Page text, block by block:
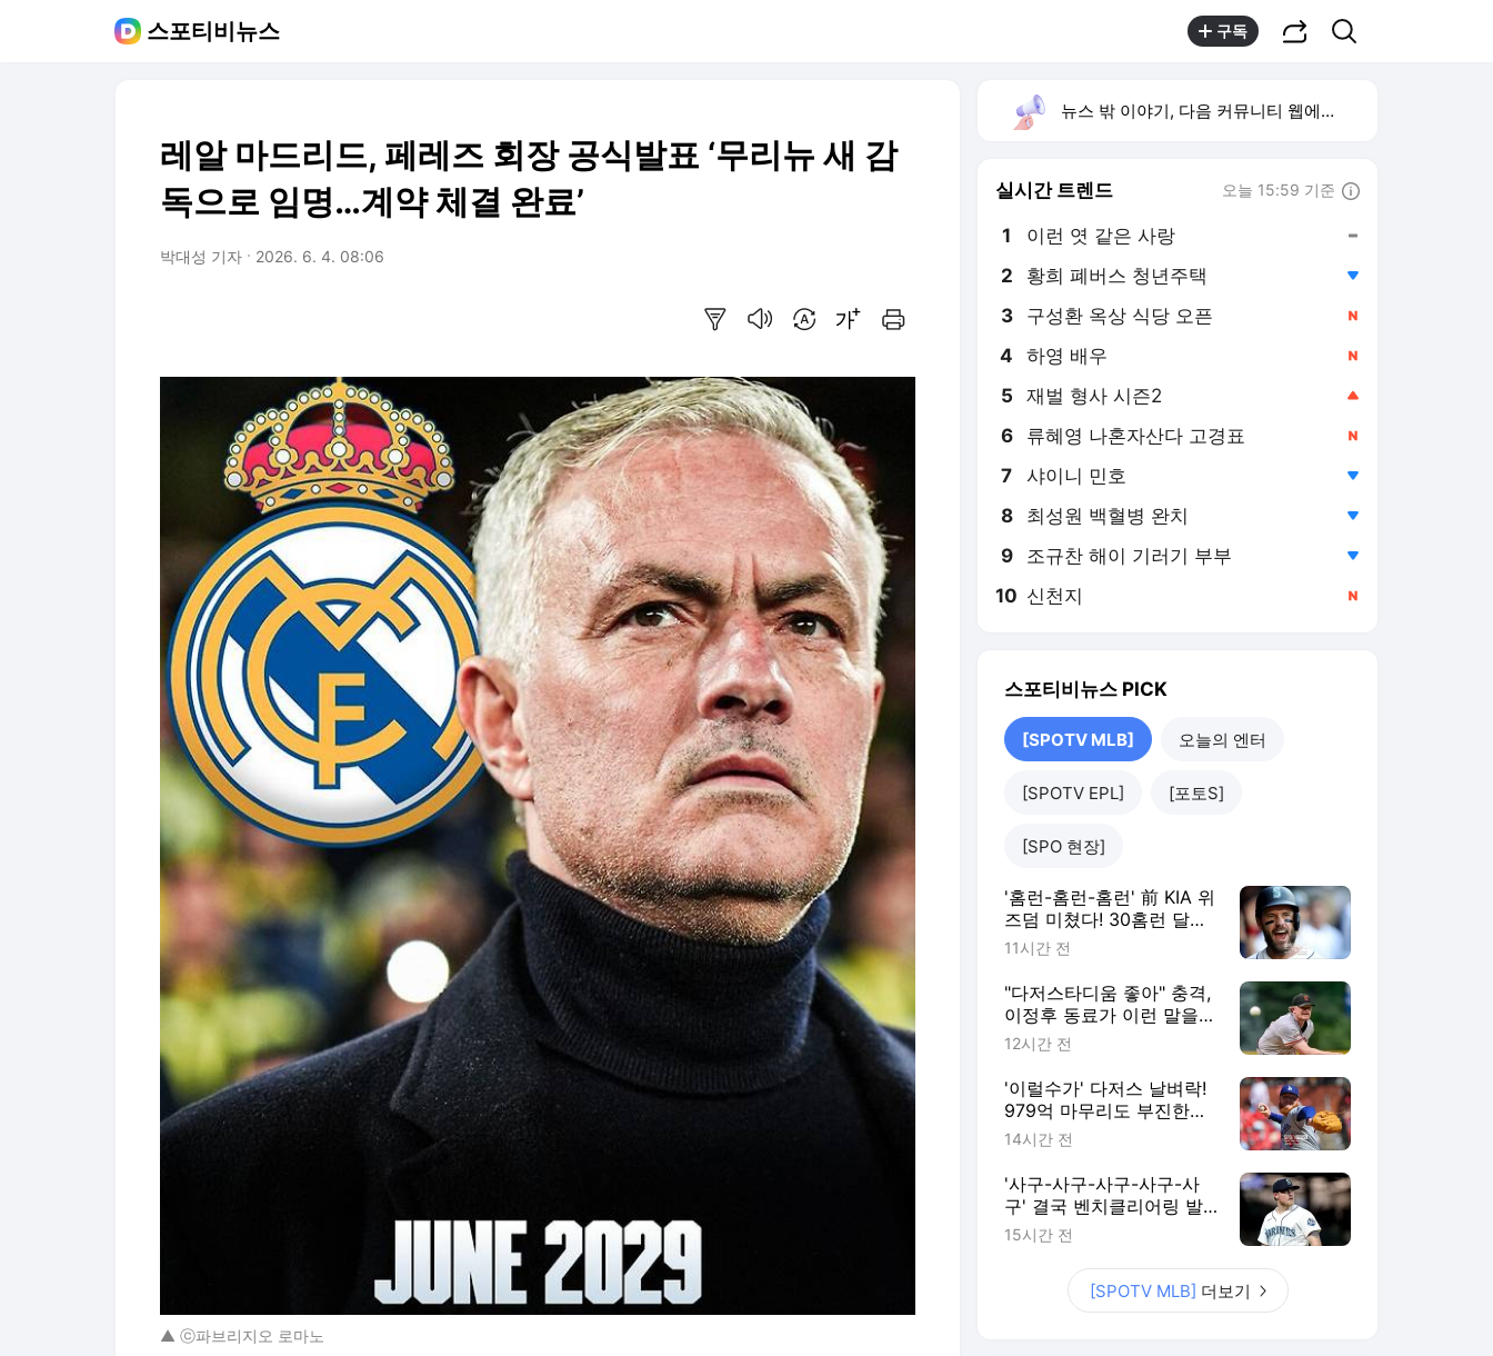
스포티비뉴스 구독
레알 마드리드, 페레즈 회장 공식발표 ‘무리뉴 새 감
독으로 임명…계약 체결 완료’
박대성 기자 2026. 6. 4. 08:06
▲ ⓒ파브리지오 로마노
뉴스 밖 이야기, 다음 커뮤니티 웹에서 보기
실시간 트렌드 오늘 15:59 기준
1 이런 엿 같은 사랑
2 황희 폐버스 청년주택
3 구성환 옥상 식당 오픈
4 하영 배우
5 재벌 형사 시즌2
6 류혜영 나혼자산다 고경표
7 샤이니 민호
8 최성원 백혈병 완치
9 조규찬 해이 기러기 부부
10 신천지
스포티비뉴스 PICK
[SPOTV MLB] 오늘의 엔터
[SPOTV EPL] [포토S]
[SPO 현장]
'홈런-홈런-홈런' 前 KIA 위
즈덤 미쳤다! 30홈런 달
성…'이래도 콜업 안해?'
11시간 전
"다저스타디움 좋아" 충격,
이정후 동료가 이런 말을…
에이스가 최대 라이벌로 이
12시간 전
'이럴수가' 다저스 날벼락!
979억 마무리도 부진한데,
14홀드 필승조 수술 위기
14시간 전
'사구-사구-사구-사구-사
구' 결국 벤치클리어링 발
발! 155km 빈볼 던진 투수,
15시간 전
[SPOTV MLB] 더보기